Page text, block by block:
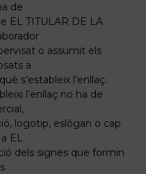
de
EL TITULAR DE LA
o assumit els
a
s’estableix l’enllaç.
l’enllaç no ha de
logotip, eslògan o cap
EL
dels signes que formin